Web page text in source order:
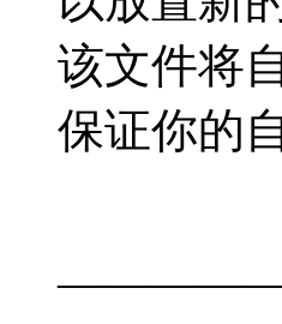
该文件将
保证你的